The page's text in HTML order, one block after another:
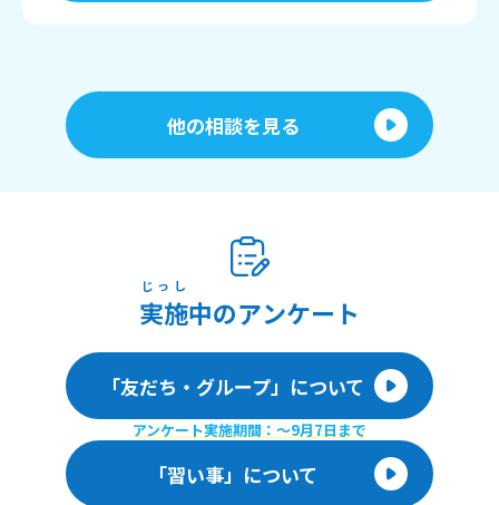
他の相談を見る
実施
じっし
中のアンケート
「友だち・グループ」について
アンケート実施期間：〜9月7日まで
「習い事」について